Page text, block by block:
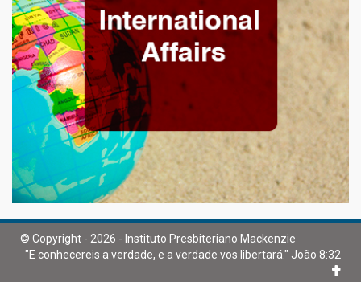
© Copyright - 2026 - Instituto Presbiteriano Mackenzie
"E conhecereis a verdade, e a verdade vos libertará." João 8:32